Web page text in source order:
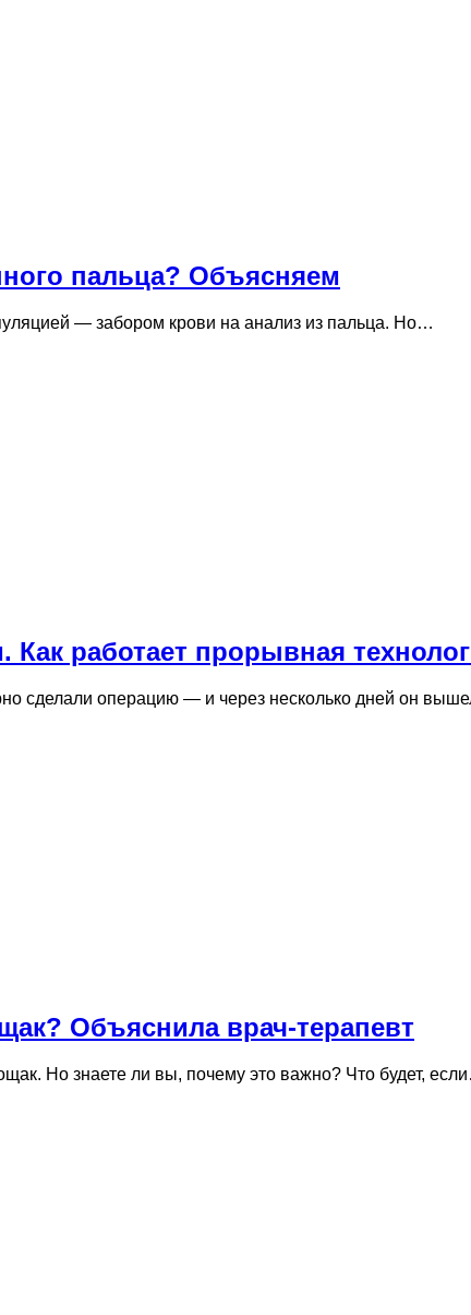
пальца? Объясняем
— забором крови на анализ из пальца. Но…
работает прорывная
сделали операцию — и через несколько дней он
Объяснила врач-терапевт
Но знаете ли вы, почему это важно? Что будет,